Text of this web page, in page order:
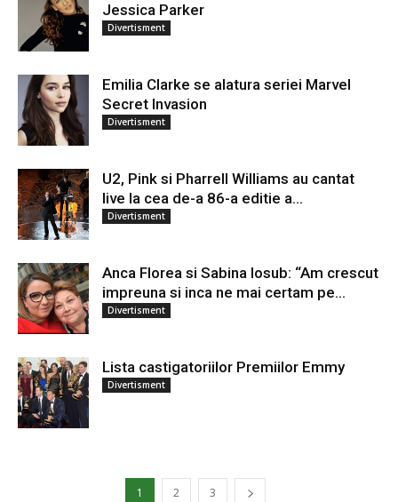
Jessica Parker
Divertisment
Emilia Clarke se alatura seriei Marvel
Secret Invasion
Divertisment
U2, Pink si Pharrell Williams au cantat
live la cea de-a 86-a editie a...
Divertisment
Anca Florea si Sabina Iosub: “Am crescut
impreuna si inca ne mai certam pe...
Divertisment
Lista castigatoriilor Premiilor Emmy
Divertisment
1 2 3